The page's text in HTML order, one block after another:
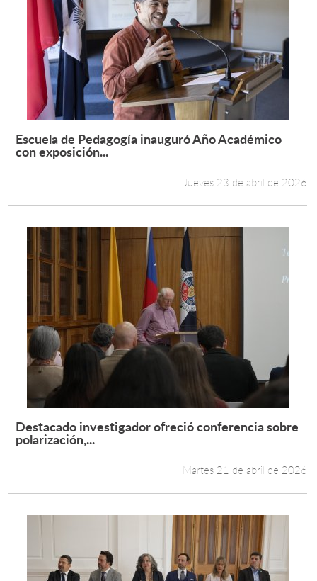
Leer más +
Escuela de Pedagogía inauguró Año Académico
con exposición...
Jueves 23 de abril de 2026
Leer más +
Destacado investigador ofreció conferencia sobre
polarización,...
Martes 21 de abril de 2026